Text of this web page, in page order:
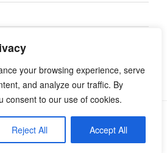
your browsing experience, serve
and analyze our traffic. By
consent to our use of cookies.
Reject All Accept All